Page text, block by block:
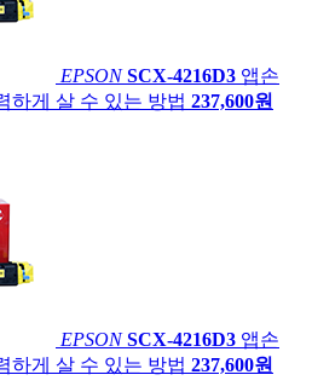
EPSON SCX-4216D3 앱손
하게 살 수 있는 방법 237,600원
EPSON SCX-4216D3 앱손
하게 살 수 있는 방법 237,600원